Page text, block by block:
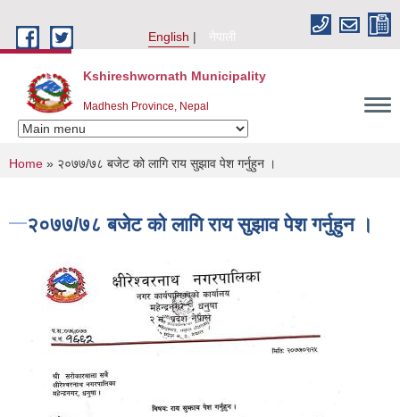
English
नेपाली
Kshireshwornath Municipality
Madhesh Province, Nepal
You are here
Home » २०७७/७८ बजेट को लागि राय सुझाव पेश गर्नुहुन ।
२०७७/७८ बजेट को लागि राय सुझाव पेश गर्नुहुन ।